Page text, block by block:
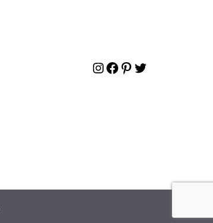
Instagram
Facebook
Pinterest
Twitter